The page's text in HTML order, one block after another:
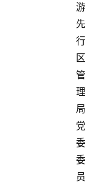
游
先
行
区
管
理
局
党
委
委
员